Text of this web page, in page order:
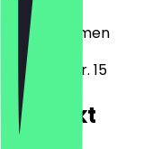
28325
Bremen
Walliser Str. 15
Kontakt